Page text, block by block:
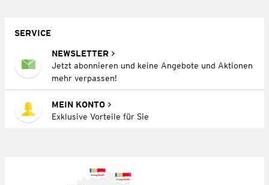
SERVICE
NEWSLETTER
Jetzt abonnieren und keine Angebote und Aktionen
mehr verpassen!
MEIN KONTO
Exklusive Vorteile für Sie